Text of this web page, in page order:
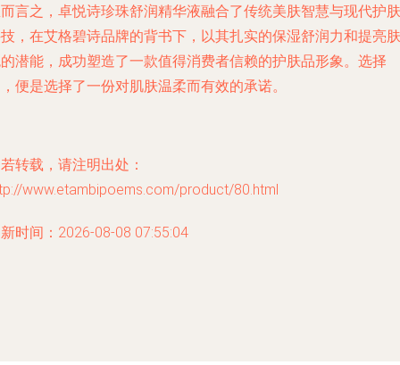
言之，卓悦诗珍珠舒润精华液融合了传统美肤智慧与现代护肤
，在艾格碧诗品牌的背书下，以其扎实的保湿舒润力和提亮肤
潜能，成功塑造了一款值得消费者信赖的护肤品形象。选择
便是选择了一份对肌肤温柔而有效的承诺。
转载，请注明出处：
www.etambipoems.com/product/80.html
时间：2026-08-08 07:55:04